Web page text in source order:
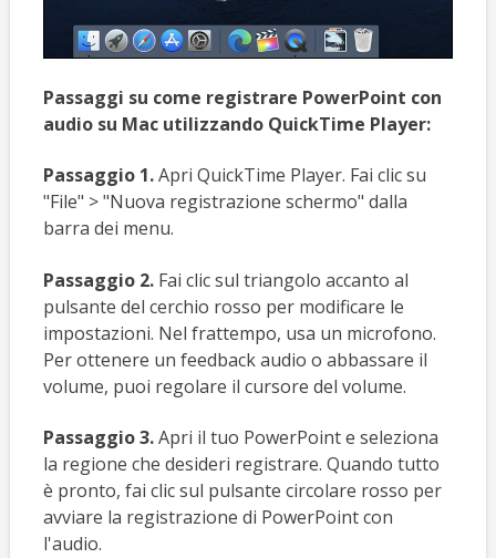
Passaggi su come registrare PowerPoint con
audio su Mac utilizzando QuickTime Player:
Passaggio 1.Apri QuickTime Player. Fai clic su
"File" > "Nuova registrazione schermo" dalla
barra dei menu.
Passaggio 2.Fai clic sul triangolo accanto al
pulsante del cerchio rosso per modificare le
impostazioni. Nel frattempo, usa un microfono.
Per ottenere un feedback audio o abbassare il
volume, puoi regolare il cursore del volume.
Passaggio 3.Apri il tuo PowerPoint e seleziona
la regione che desideri registrare. Quando tutto
è pronto, fai clic sul pulsante circolare rosso per
avviare la registrazione di PowerPoint con
l'audio.